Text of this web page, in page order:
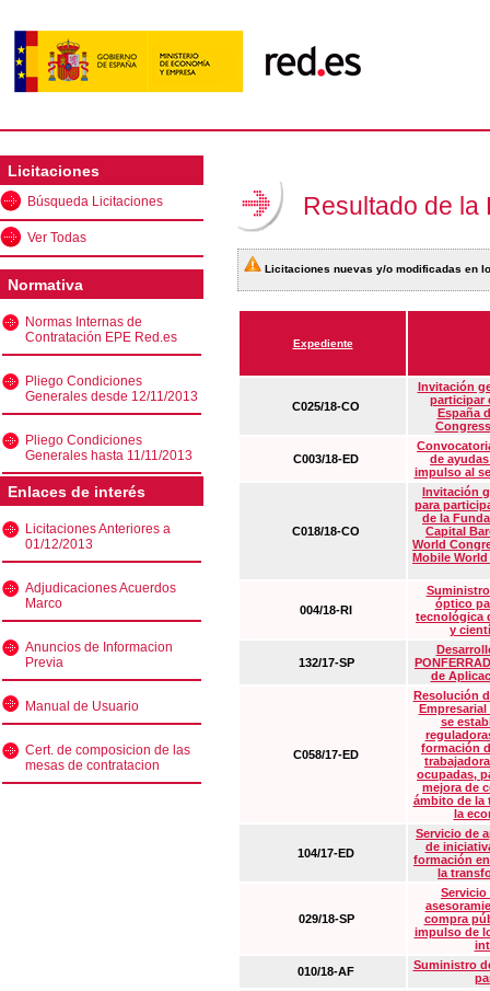
Licitaciones
Búsqueda Licitaciones
Ver Todas
Normativa
Normas Internas de
Contratación EPE Red.es
Pliego Condiciones
Generales desde 12/11/2013
Pliego Condiciones
Generales hasta 11/11/2013
Enlaces de interés
Licitaciones Anteriores a
01/12/2013
Adjudicaciones Acuerdos
Marco
Anuncios de Informacion
Previa
Manual de Usuario
Cert. de composicion de las
mesas de contratacion
Resultado de la
Licitaciones nuevas y/o modificadas en
Expediente
C025/18-CO
Invitación
participar
España
C003/18-ED
de
impulso al
C018/18-CO
Invitación
para
de la
Capital
World
Mobile
004/18-RI
óptico
tecnológica
y
132/17-SP
de
C058/17-ED
Resolución
Empresarial
se
formación
ocupadas,
mejora de
ámbito de la
la
104/17-ED
Servicio de
de
formación
la
029/18-SP
Servicio
compra
impulso de
010/18-AF
Suministro